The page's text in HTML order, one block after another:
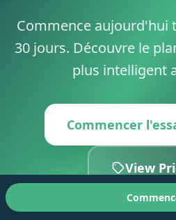
Commence aujourd'hui
30 jours. Découvre le
plus intelligent
Commencer
View